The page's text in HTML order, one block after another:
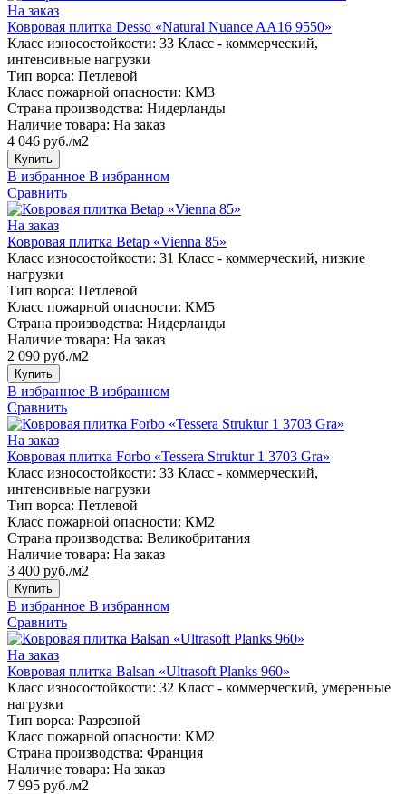
На заказ
Ковровая плитка Desso «Natural Nuance AA16 9550»
Класс износостойкости: 33 Класс - коммерческий,
интенсивные нагрузки
Тип ворса: Петлевой
Класс пожарной опасности: КМ3
Страна производства: Нидерланды
Наличие товара: На заказ
4 046 руб./м2
Купить
В избранное В избранном
Сравнить
На заказ
Ковровая плитка Betap «Vienna 85»
Класс износостойкости: 31 Класс - коммерческий, низкие
нагрузки
Тип ворса: Петлевой
Класс пожарной опасности: КМ5
Страна производства: Нидерланды
Наличие товара: На заказ
2 090 руб./м2
Купить
В избранное В избранном
Сравнить
На заказ
Ковровая плитка Forbo «Tessera Struktur 1 3703 Gra»
Класс износостойкости: 33 Класс - коммерческий,
интенсивные нагрузки
Тип ворса: Петлевой
Класс пожарной опасности: КМ2
Страна производства: Великобритания
Наличие товара: На заказ
3 400 руб./м2
Купить
В избранное В избранном
Сравнить
На заказ
Ковровая плитка Balsan «Ultrasoft Planks 960»
Класс износостойкости: 32 Класс - коммерческий, умеренные
нагрузки
Тип ворса: Разрезной
Класс пожарной опасности: КМ2
Страна производства: Франция
Наличие товара: На заказ
7 995 руб./м2